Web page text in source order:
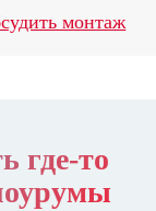
монтаж
где-то